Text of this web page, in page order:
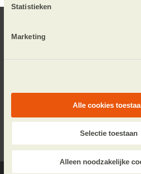
Statistieken
Marketing
Alle cookies
Selectie toestaan
Alleen noodzakelijke
ons op social
Aanmelden